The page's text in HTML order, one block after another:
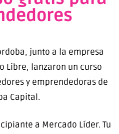
junto a la empresa
Libre, lanzaron un curso
y emprendedoras de
Capital.
a Mercado Líder. Tu